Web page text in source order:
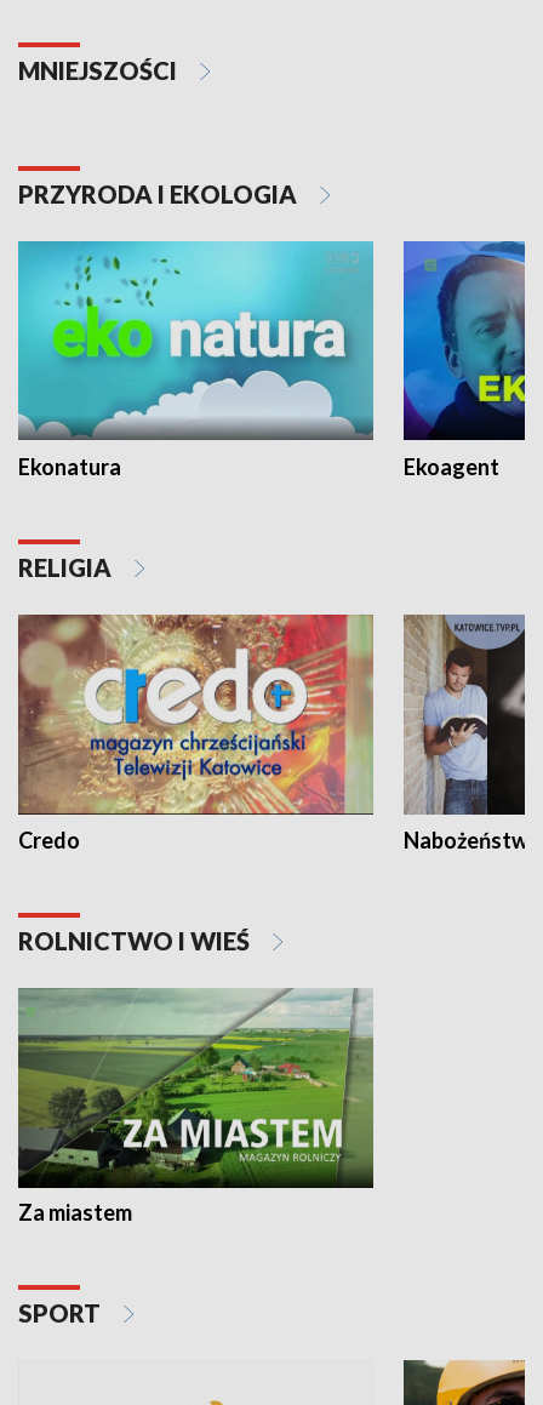
MNIEJSZOŚCI
PRZYRODA I EKOLOGIA
Ekonatura Ekoagent
RELIGIA
Credo
ROLNICTWO I WIEŚ
Za miastem
SPORT